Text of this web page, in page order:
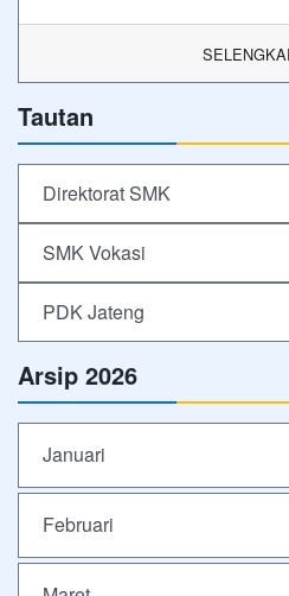
Tautan
Direktorat SMK
SMK Vokasi
PDK Jateng
Arsip 2026
Januari
Februari